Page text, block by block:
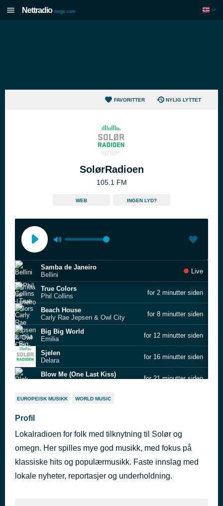
Nettradio norge.com
FAVORITTER NYLIG LYTTET
SolørRadioen
105.1 FM
WEB INGEN LYD?
Samba de Janeiro
Bellini
Live
True Colors
Phil Collins
for 2 minutter siden
Beach House
Carly Rae Jepsen & Owl City
for 8 minutter siden
Big Big World
Emilia
for 12 minutter siden
Sjelen
Delara
for 16 minutter siden
Blow Me (One Last Kiss)
for 21 minutter siden
Love Runs Out
Goodbye Philadelphia
Peter Cincotti
for 33 minutter siden
Riper i lakken
Zimmermann
for 38 minutter siden
EUROPEISK MUSIKK WORLD MUSIC
Profil
Lokalradioen for folk med tilknytning til Solør og
omegn. Her spilles mye god musikk, med fokus på
klassiske hits og populærmusikk. Faste innslag med
lokale nyheter, reportasjer og underholdning.